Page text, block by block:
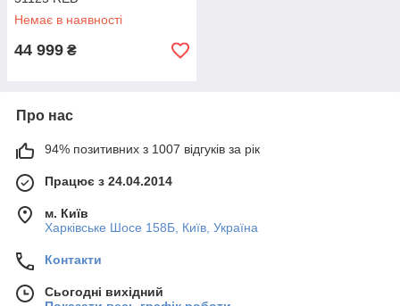
Немає в наявності
44 999 ₴
Про нас
94% позитивних з 1007 відгуків за рік
Працює з 24.04.2014
м. Київ
Харківське Шосе 158Б, Київ, Україна
Контакти
Сьогодні вихідний